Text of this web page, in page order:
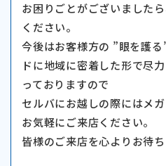
お困りごとがございました
ください。
今後はお客様方の ”眼を護
ドに地域に密着した形で尽
っておりますので
セルバにお越しの際にはメ
お気軽にご来店ください。
皆様のご来店を心よりお待ち